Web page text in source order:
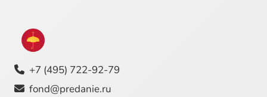
+7 (495) 722-92-79
fond@predanie.ru